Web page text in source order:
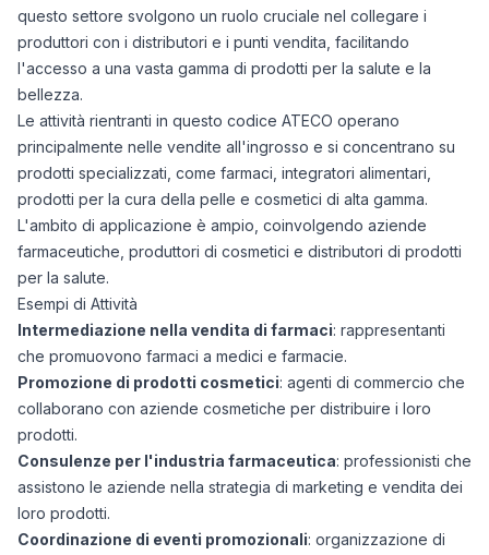
questo settore svolgono un ruolo cruciale nel collegare i
produttori con i distributori e i punti vendita, facilitando
l'accesso a una vasta gamma di prodotti per la salute e la
bellezza.
Le attività rientranti in questo codice ATECO operano
principalmente nelle vendite all'ingrosso e si concentrano su
prodotti specializzati, come farmaci, integratori alimentari,
prodotti per la cura della pelle e cosmetici di alta gamma.
L'ambito di applicazione è ampio, coinvolgendo aziende
farmaceutiche, produttori di cosmetici e distributori di prodotti
per la salute.
Esempi di Attività
Intermediazione nella vendita di farmaci: rappresentanti
che promuovono farmaci a medici e farmacie.
Promozione di prodotti cosmetici: agenti di commercio che
collaborano con aziende cosmetiche per distribuire i loro
prodotti.
Consulenze per l'industria farmaceutica: professionisti che
assistono le aziende nella strategia di marketing e vendita dei
loro prodotti.
Coordinazione di eventi promozionali: organizzazione di